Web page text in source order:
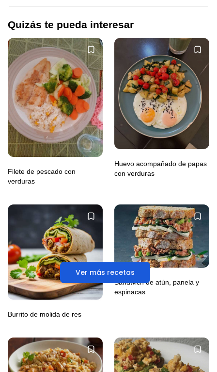
Quizás te pueda interesar
Ver más recetas
Filete de pescado con
verduras
Huevo acompañado de papas
con verduras
Burrito de molida de res
Sándwich de atún, panela y
espinacas